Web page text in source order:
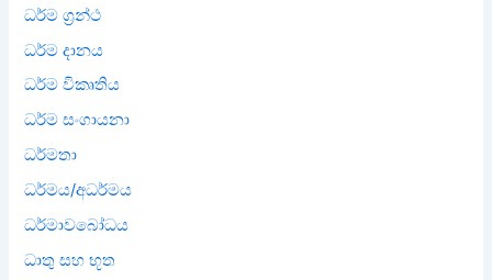
ධර්ම ග්‍රන්ථ
ධර්ම දානය
ධර්ම විකෘතිය
ධර්ම සංගායනා
ධර්මතා
ධර්මය/අධර්මය
ධර්මාවබෝධය
ධාතු සහ භූත